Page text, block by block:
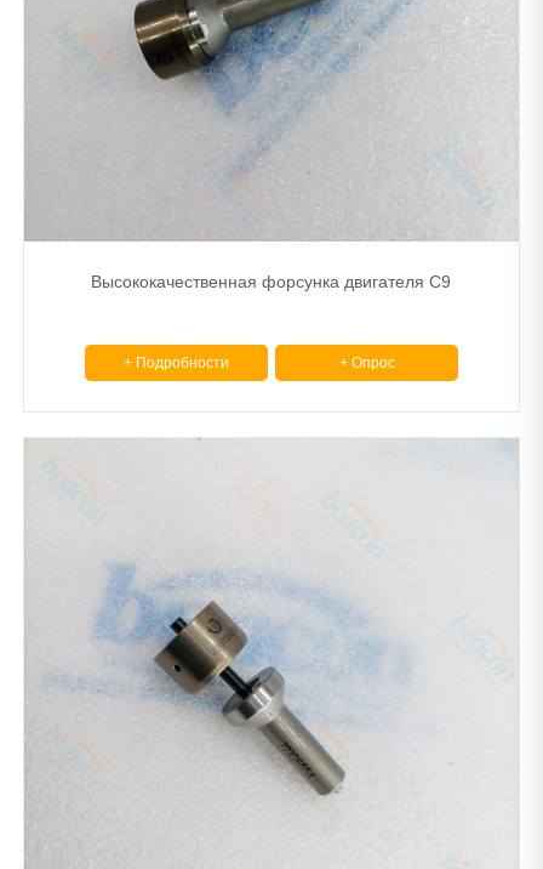
Высококачественная форсунка двигателя C9
+ Подробности + Опрос